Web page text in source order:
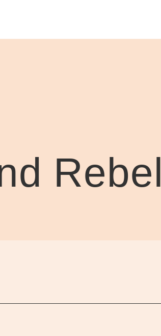
Rebel